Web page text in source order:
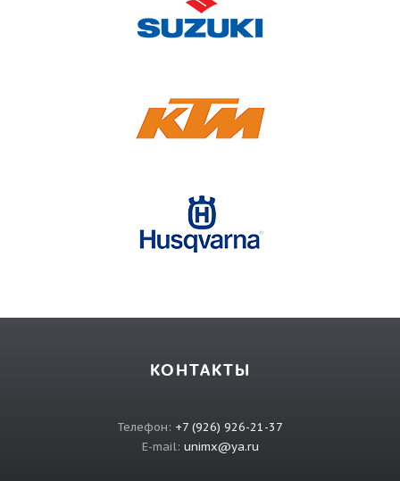
КОНТАКТЫ
Телефон: +7 (926) 926-21-37
E-mail: unimx@ya.ru